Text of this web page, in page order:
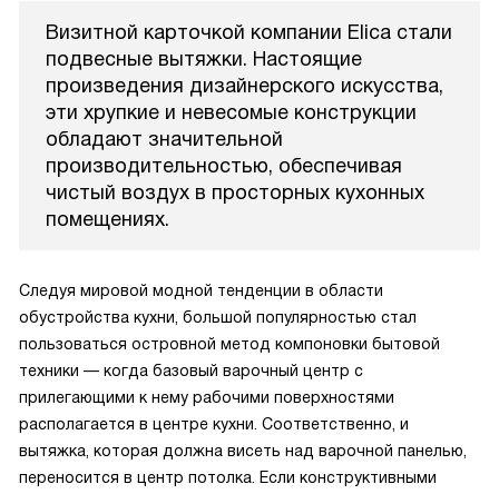
Визитной карточкой компании Elica стали
подвесные вытяжки. Настоящие
произведения дизайнерского искусства,
эти хрупкие и невесомые конструкции
обладают значительной
производительностью, обеспечивая
чистый воздух в просторных кухонных
помещениях.
Следуя мировой модной тенденции в области
обустройства кухни, большой популярностью стал
пользоваться островной метод компоновки бытовой
техники — когда базовый варочный центр с
прилегающими к нему рабочими поверхностями
располагается в центре кухни. Соответственно, и
вытяжка, которая должна висеть над варочной панелью,
переносится в центр потолка. Если конструктивными